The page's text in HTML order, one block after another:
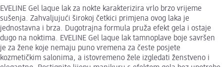
EVELINE Gel laque lak za nokte karakterizira vrlo brzo vrijeme
sušenja. Zahvaljujući širokoj četkici primjena ovog laka je
jednostavna i brza. Dugotrajna formula pruža efekt gela i ostaje
dugo na noktima. EVELINE Gel laque lak tamnoplave boje savršen
je za žene koje nemaju puno vremena za česte posjete
kozmetičkim salonima, a istovremeno žele izgledati ženstveno i